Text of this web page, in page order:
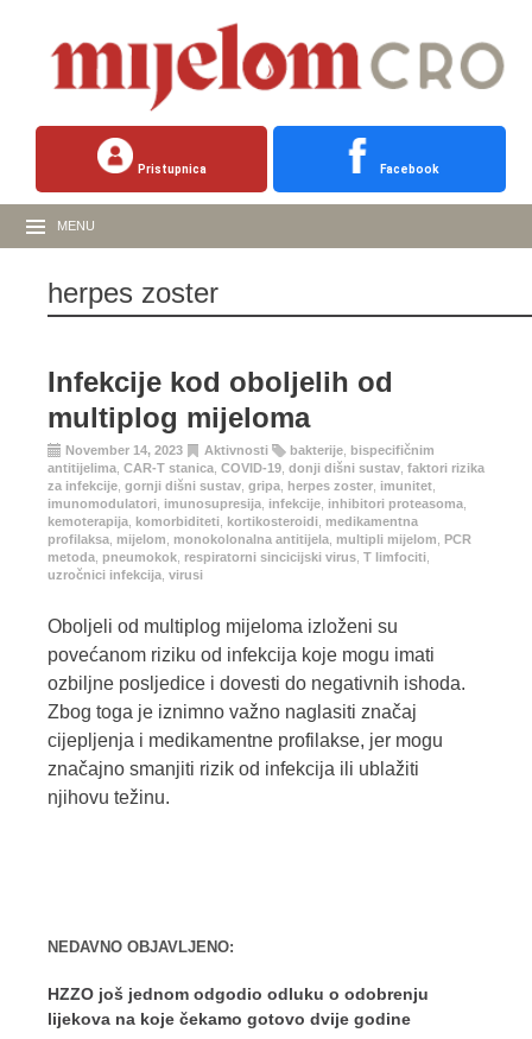
Pristupnica Facebook
MENU
herpes zoster
Infekcije kod oboljelih od
multiplog mijeloma
November 14, 2023 Aktivnosti bakterije bispecifičnim
antitijelima CAR-T stanica COVID-19 donji dišni sustav faktori rizika
za infekcije gornji dišni sustav gripa herpes zoster imunitet
imunomodulatori imunosupresija infekcije inhibitori proteasoma
kemoterapija komorbiditeti kortikosteroidi medikamentna
profilaksa mijelom monokolonalna antitijela multipli mijelom
PCR
metoda pneumokok respiratorni sincicijski virus T limfociti
uzročnici infekcija virusi
Oboljeli od multiplog mijeloma izloženi su
povećanom riziku od infekcija koje mogu imati
ozbiljne posljedice i dovesti do negativnih ishoda.
Zbog toga je iznimno važno naglasiti značaj
cijepljenja i medikamentne profilakse, jer mogu
značajno smanjiti rizik od infekcija ili ublažiti
njihovu težinu.
NEDAVNO OBJAVLJENO:
HZZO još jednom odgodio odluku o odobrenju
lijekova na koje čekamo gotovo dvije godine